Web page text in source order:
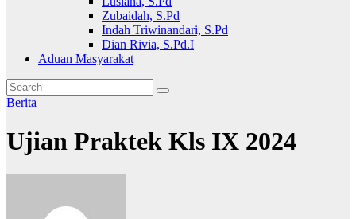
Zubaidah, S.Pd
Indah Triwinandari, S.Pd
Dian Rivia, S.Pd.I
Aduan Masyarakat
Berita
Ujian Praktek Kls IX 2024